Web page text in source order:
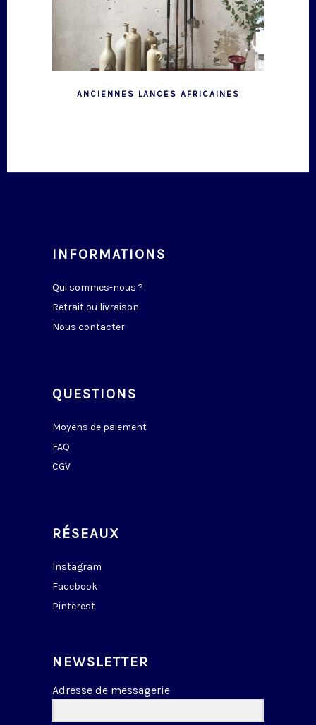
ANCIENNES LANCES AFRICAINES
INFORMATIONS
Qui sommes-nous ?
Retrait ou livraison
Nous contacter
QUESTIONS
Moyens de paiement
FAQ
CGV
RÉSEAUX
Instagram
Facebook
Pinterest
NEWSLETTER
Adresse de messagerie